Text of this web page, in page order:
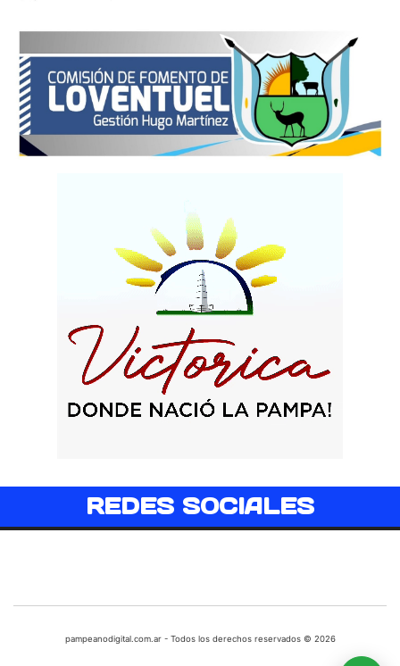
REDES SOCIALES
pampeanodigital.com.ar - Todos los derechos reservados © 2026